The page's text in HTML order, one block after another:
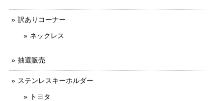
訳ありコーナー
ネックレス
抽選販売
ステンレスキーホルダー
トヨタ